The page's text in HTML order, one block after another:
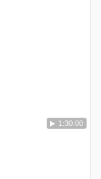
1:30:00